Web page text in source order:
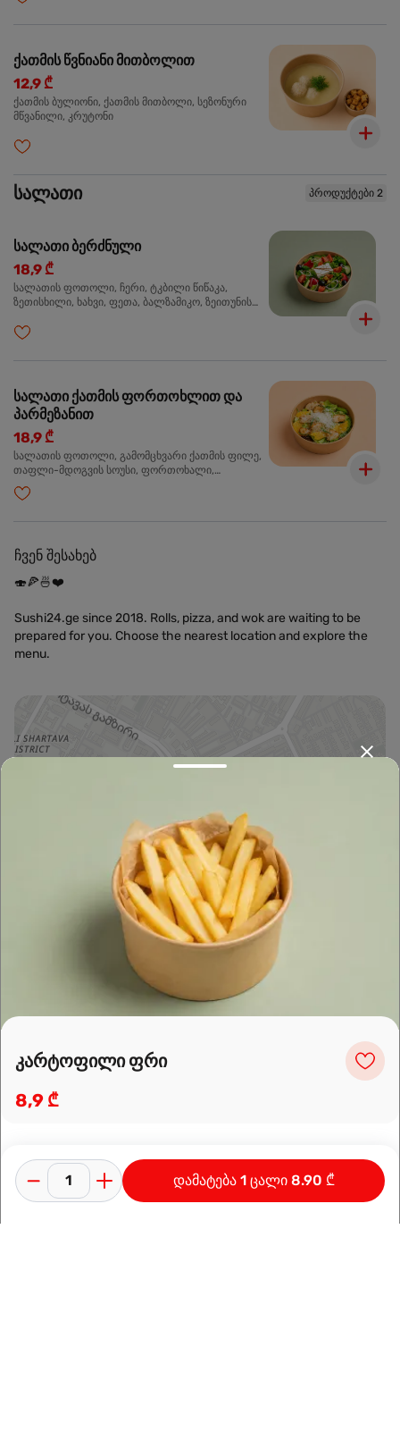
ქათმის წვნიანი მითბოლით
12,9 ₾
ქათმის ბულიონი, ქათმის მითბოლი, სეზონური
მწვანილი, კრუტონი
სალათი პროდუქტები 2
სალათი ბერძნული
18,9 ₾
სალათის ფოთოლი, ჩერი, ტკბილი წიწაკა,
ზეთისხილი, ხახვი, ფეთა, ბალზამიკო, ზეითუნის
სალათი ქათმის ფორთოხლით და
პარმეზანით
18,9 ₾
სალათის ფოთოლი, გამომცხვარი ქათმის ფილე,
თაფლი-მდოგვის სოუსი, ფორთოხალი,
პარმეზანი, ტუფელის ზეთი
ჩვენ შესახებ
🍣🍕🍜❤️
Sushi24.ge since 2018. Rolls, pizza, and wok are waiting to be
prepared for you. Choose the nearest location and explore the
menu.
Leaflet | OpenFreeMap ©OpenMapTiles Data from
მარშრუტის დაგეგმვა
კარტოფილი ფრი
8,9 ₾
დამატება 1 ცალი 8.90 ₾